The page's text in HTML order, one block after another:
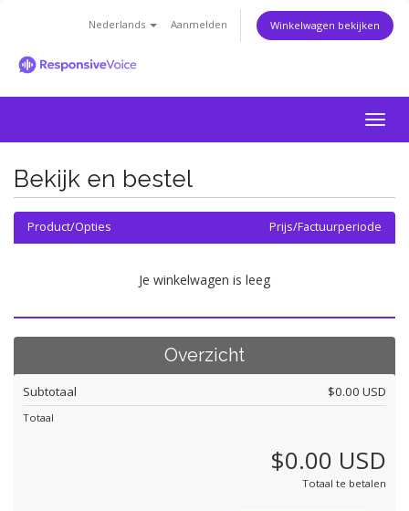
Nederlands Aanmelden Winkelwagen bekijken
Bekijk en bestel
Product/Opties Prijs/Factuurperiode
Je winkelwagen is leeg
Overzicht
Subtotaal $0.00 USD
Totaal
$0.00 USD
Totaal te betalen